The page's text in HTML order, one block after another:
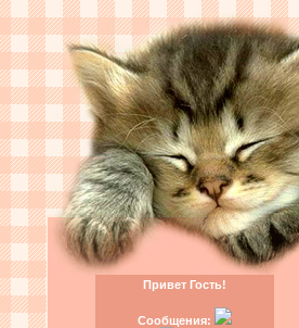
Привет Гость!
Сообщения: